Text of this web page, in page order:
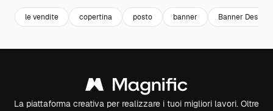
le vendite copertina posto banner Banner Design
La piattaforma creativa per realizzare i tuoi migliori lavori. Oltre